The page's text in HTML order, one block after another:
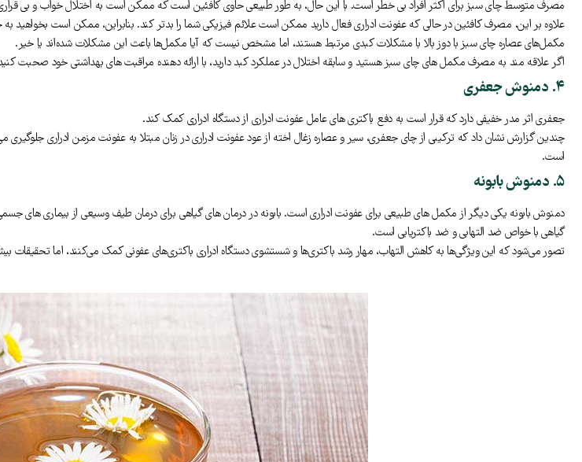
مصرف متوسط چای سبز برای اکثر افراد بی خطر است. با این حال، به طور طبیعی حاوی کافئین است که ممکن است به اختلال خواب و بی
علاوه بر این، مصرف کافئین در حالی که عفونت ادراری فعال دارید ممکن است علائم فیزیکی شما را بدتر کند. بنابراین، ممکن است بخواهید
مکمل‌های عصاره چای سبز با دوز بالا با مشکلات کبدی مرتبط هستند، اما مشخص نیست که آیا مکمل‌ها باعث این مشکلات شده‌اند یا خیر.
اگر علاقه مند به مصرف مکمل های چای سبز هستید و سابقه اختلال در عملکرد کبد دارید، با ارائه دهنده مراقبت های بهداشتی خود صحبت
۴. دمنوش جعفری
جعفری اثر مدر خفیفی دارد که قرار است به دفع باکتری های عامل عفونت ادراری از دستگاه ادراری کمک کند.
چندین گزارش‌ نشان داد که ترکیبی از چای جعفری، سیر و عصاره زغال اخته از عود عفونت ادراری در زنان مبتلا به عفونت مزمن ادراری جلوگیری
است.
۵. دمنوش بابونه
دمنوش بابونه یکی دیگر از مکمل های طبیعی برای عفونت ادراری است. بابونه در درمان های گیاهی برای درمان طیف وسیعی از بیماری های
گیاهی با خواص ضد التهابی و ضد باکتریایی است.
تصور می‌شود که این ویژگی‌ها به کاهش التهاب، مهار رشد باکتری‌ها و شستشوی دستگاه ادراری باکتری‌های عفونی کمک می‌کنند، اما تحقیقات